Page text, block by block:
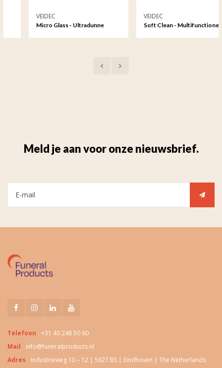
VEIDEC
Micro Glass - Ultradunne
VEIDEC
Soft Clean - Multifunctionele
Meld je aan voor onze nieuwsbrief.
Telefoon
+31 40 248 50 60
Mail
info@funeralproducts.nl
Adres
Industrieweg 10 – 12 | 5627 BS | Eindhoven | The Netherlands